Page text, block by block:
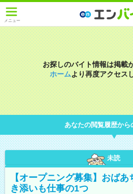
メニュー
お探しのバイト情報は掲載
ホームより再度アクセス
あなたの閲覧履歴から
未読
【オープニング募集】おば
き添いも仕事の1つ